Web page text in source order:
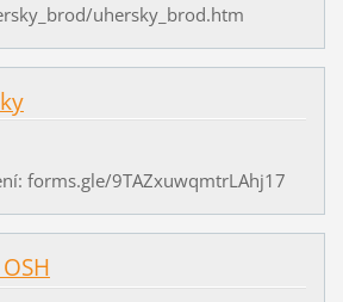
uhersky_brod.htm
forms.gle/9TAZxuwqmtrLAhj17